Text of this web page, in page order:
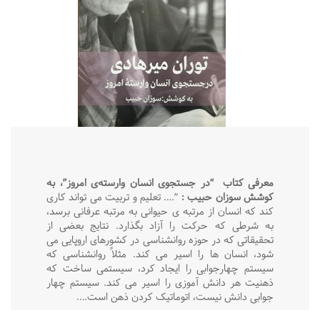
معرفی کتاب “در جستجوی انسان وارسته‌ی امروز”، به
کوشش سوزان حبیب: “…. تعلیم و تربیت می تواند کاری
کند که انسان از مرتبه ی حیوانی به مرتبه عرفانی برسد،
به شرطی که حرکت را آزاد بگذارد. نتایج بعضی از
تحقیقاتی که در حوزه روانشناسی در کشورهای اروپایی می
شود، انسان ها را اسیر می کند. مثلاً روانشناسی که
سیستم چهارجوابی را ایجاد کرد، سیستمی ساخت که
ذهنیت هر دانش آموزی را اسیر می کند. سیستم چهار
جوابی دانش نیست، اتوماتیک کردن ذهن است….